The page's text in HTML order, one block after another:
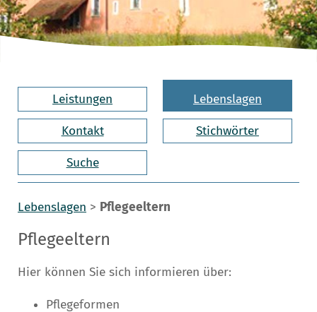
Leistungen Lebenslagen
Kontakt Stichwörter
Suche
Lebenslagen > Pflegeeltern
Pflegeeltern
Hier können Sie sich informieren über:
Pflegeformen